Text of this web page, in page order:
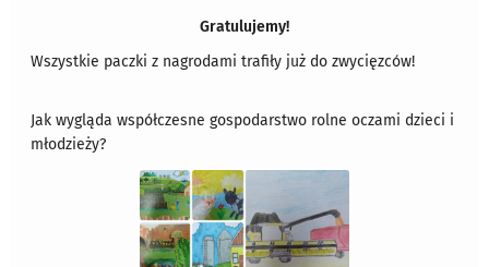
Gratulujemy!
Wszystkie paczki z nagrodami trafiły już do zwycięzców!
Jak wygląda współczesne gospodarstwo rolne oczami dzieci i
młodzieży?